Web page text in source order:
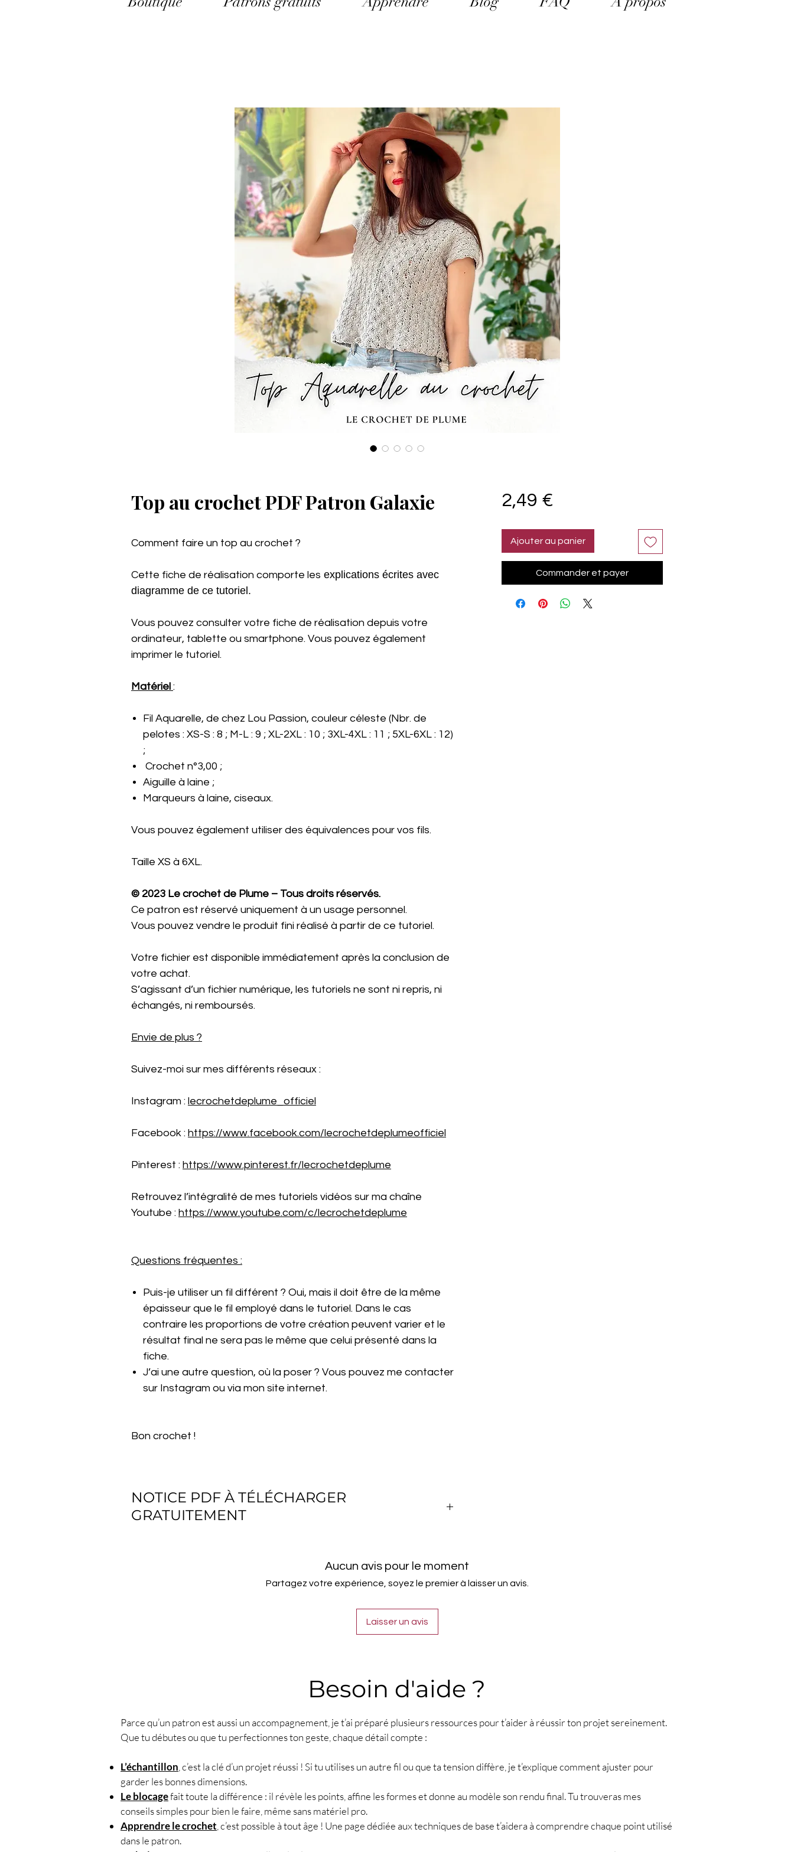
Top au crochet PDF Patron Galaxie
Comment faire un top au crochet ?
Cette fiche de réalisation comporte les explications écrites avec
diagramme de ce tutoriel.
Vous pouvez consulter votre fiche de réalisation depuis votre
ordinateur, tablette ou smartphone. Vous pouvez également
imprimer le tutoriel.
Matériel :
Fil Aquarelle, de chez Lou Passion, couleur céleste (Nbr. de
pelotes : XS-S : 8 ; M-L : 9 ; XL-2XL : 10 ; 3XL-4XL : 11 ; 5XL-6XL : 12)
;
Crochet n°3,00 ;
Aiguille à laine ;
Marqueurs à laine, ciseaux.
Vous pouvez également utiliser des équivalences pour vos fils.
Taille XS à 6XL.
© 2023 Le crochet de Plume – Tous droits réservés.
Ce patron est réservé uniquement à un usage personnel.
Vous pouvez vendre le produit fini réalisé à partir de ce tutoriel.
Votre fichier est disponible immédiatement après la conclusion de
votre achat.
S’agissant d’un fichier numérique, les tutoriels ne sont ni repris, ni
échangés, ni remboursés.
Envie de plus ?
Suivez-moi sur mes différents réseaux :
Instagram : lecrochetdeplume_officiel
Facebook : https://www.facebook.com/lecrochetdeplumeofficiel
Pinterest : https://www.pinterest.fr/lecrochetdeplume
Retrouvez l’intégralité de mes tutoriels vidéos sur ma chaîne
Youtube : https://www.youtube.com/c/lecrochetdeplume
Questions fréquentes :
Puis-je utiliser un fil différent ? Oui, mais il doit être de la même
épaisseur que le fil employé dans le tutoriel. Dans le cas
contraire les proportions de votre création peuvent varier et le
résultat final ne sera pas le même que celui présenté dans la
fiche.
J’ai une autre question, où la poser ? Vous pouvez me contacter
sur Instagram ou via mon site internet.
Bon crochet !
NOTICE PDF À TÉLÉCHARGER
GRATUITEMENT
2,49 €
Ajouter au panier
Commander et payer
Aucun avis pour le moment
Partagez votre expérience, soyez le premier à laisser un avis.
Laisser un avis
Besoin d'aide ?
Parce qu’un patron est aussi un accompagnement, je t’ai préparé plusieurs ressources pour t’aider à réussir ton projet sereinement.
Que tu débutes ou que tu perfectionnes ton geste, chaque détail compte :
L’échantillon , c’est la clé d’un projet réussi ! Si tu utilises un autre fil ou que ta tension diffère, je t’explique comment ajuster pour
garder les bonnes dimensions.
Le blocagefait toute la différence : il révèle les points, affine les formes et donne au modèle son rendu final. Tu trouveras mes
conseils simples pour bien le faire, même sans matériel pro.
Apprendre le crochet , c’est possible à tout âge ! Une page dédiée aux techniques de base t’aidera à comprendre chaque point utilisé
dans le patron.